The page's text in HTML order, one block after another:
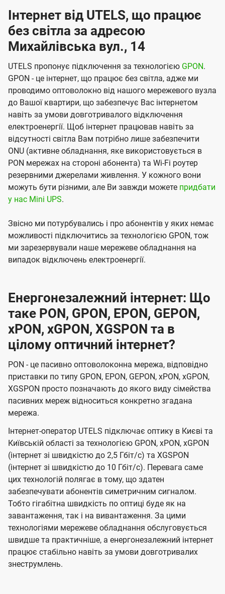
Інтернет від UTELS, що працює
без світла за адресою
Михайлівська вул., 14
UTELS пропонує підключення за технологією GPON.
GPON - це інтернет, що працює без світла, адже ми
проводимо оптоволокно від нашого мережевого вузла
до Вашої квартири, що забезпечує Вас інтернетом
навіть за умови довготривалого відключення
електроенергії. Щоб інтернет працював навіть за
відсутності світла Вам потрібно лише забезпечити
ONU (активне обладнання, яке використовується в
PON мережах на стороні абонента) та Wi-Fi роутер
резервними джерелами живлення. У кожного вони
можуть бути різними, але Ви завжди можете придбати
у нас Mini UPS.
Звісно ми потурбувались і про абонентів у яких немає
можливості підключитись за технологією GPON, тож
ми зарезервували наше мережеве обладнання на
випадок відключень електроенергії.
Енергонезалежний інтернет: Що
таке PON, GPON, EPON, GEPON,
xPON, xGPON, XGSPON та в
цілому оптичний інтернет?
PON - це пасивно оптоволоконна мережа, відповідно
приставки по типу GPON, EPON, GEPON, xPON, xGPON,
XGSPON просто позначають до якого виду сімейства
пасивних мереж відноситься конкретно згадана
мережа.
Інтернет-оператор UTELS підключає оптику в Києві та
Київській області за технологією GPON, xPON, xGPON
(інтернет зі швидкістю до 2,5 Гбіт/с) та XGSPON
(інтернет зі швидкістю до 10 Гбіт/с). Перевага саме
цих технологій полягає в тому, що здатен
забезпечувати абонентів симетричним сигналом.
Тобто гігабітна швидкість по оптиці буде як на
завантаження, так і на вивантаження. За цими
технологіями мережеве обладнання обслуговується
швидше та практичніше, а енергонезалежний інтернет
працює стабільно навіть за умови довготривалих
знеструмлень.